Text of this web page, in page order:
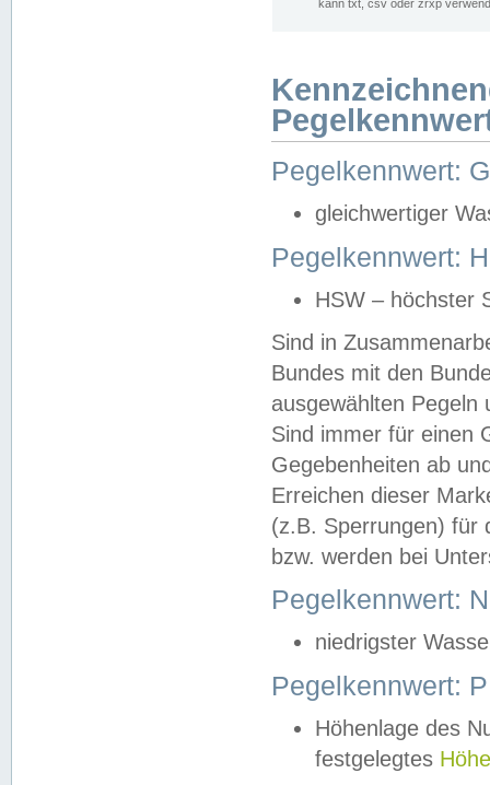
kann txt, csv oder zrxp
Pegelkennwert:
gleichwertiger
Pegelkennwert:
HSW – höchster
Sind in
Bundes mit den
ausgewählten
Sind immer für einen
Gegebenheiten ab
Erreichen dieser
(z.B. Sperrungen) für
bzw. werden bei
Pegelkennwert:
niedrigster
Pegelkennwert:
Höhenlage des
festgelegtes